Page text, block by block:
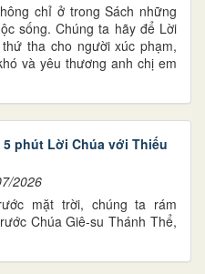
chỉ ở trong Sách những
sống. Chúng ta hãy để Lời
tha cho người xúc phạm,
và yêu thương anh chị em
5 phút Lời Chúa với Thiếu
2026
mặt trời, chúng ta rám
Chúa Giê-su Thánh Thể,